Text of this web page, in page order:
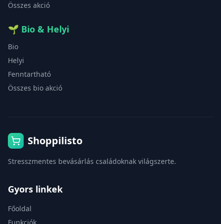
Összes akció
🌱 Bio & Helyi
Bio
Helyi
Fenntartható
Összes bio akció
Shoppilisto
Stresszmentes bevásárlás családoknak világszerte.
Gyors linkek
Főoldal